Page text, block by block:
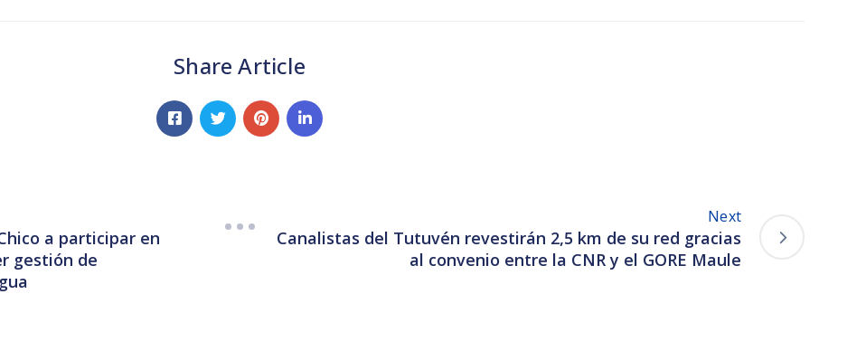
Share Article
a participar en
gestión de
Next
Canalistas del Tutuvén revestirán 2,5 km de su red gracias
al convenio entre la CNR y el GORE Maule